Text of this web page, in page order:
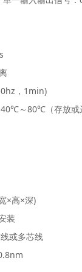
， 1min)
40℃～80℃ （存放
×高×深)
装
或多芯线